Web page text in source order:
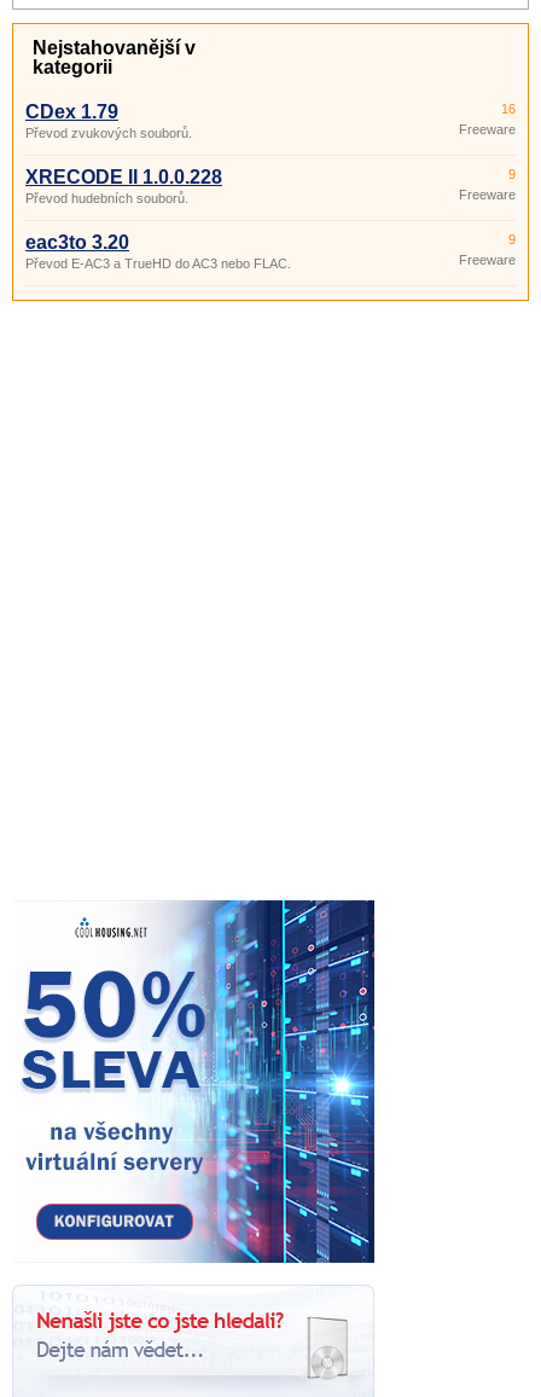
Nejstahovanější v
kategorii
CDex 1.79
Převod zvukových souborů.
16
Freeware
XRECODE II 1.0.0.228
Převod hudebních souborů.
9
Freeware
eac3to 3.20
Převod E-AC3 a TrueHD do AC3 nebo FLAC.
9
Freeware